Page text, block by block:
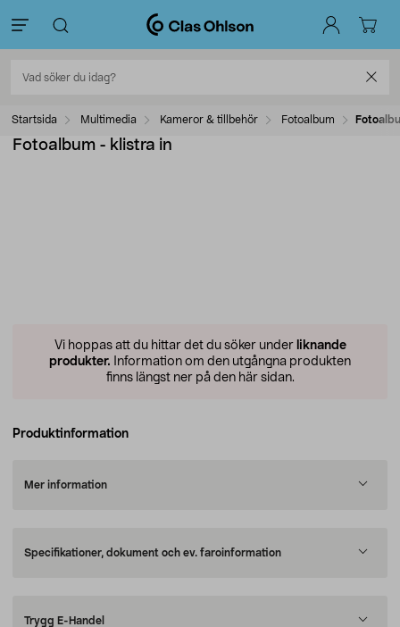
Startsida Multimedia Kameror & tillbehör Fotoalbum
Fotoalbum - klistra in
Vi hoppas att du hittar det du söker under liknande
produkter. Information om den utgångna produkten
finns längst ner på den här sidan.
Produktinformation
Mer information
Specifikationer, dokument och ev. faroinformation
Trygg E-Handel